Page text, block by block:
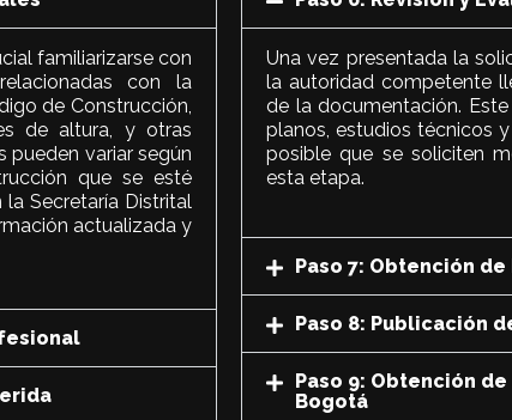
familiarizarse con
con la
de Construcción,
de altura, y otras
pueden variar según
que se esté
Secretaría Distrital
actualizada y
Una vez presentada la
la autoridad competente
de la documentación.
planos, estudios técnicos
posible que se soliciten
esta etapa.
Paso 7: Obtención
Paso 8: Publicación
Paso 9: Obtención
Bogotá